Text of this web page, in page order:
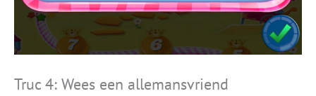
Truc 4: Wees een allemansvriend